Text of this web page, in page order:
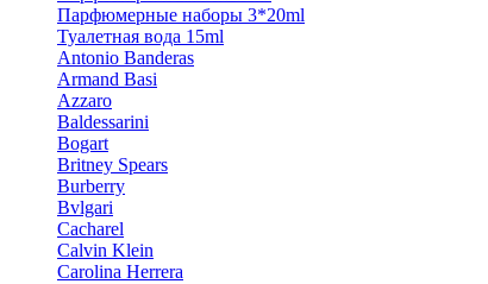
Парфюмерные наборы 3*20ml
Туалетная вода 15ml
Antonio Banderas
Armand Basi
Azzaro
Baldessarini
Bogart
Britney Spears
Burberry
Bvlgari
Cacharel
Calvin Klein
Carolina Herrera